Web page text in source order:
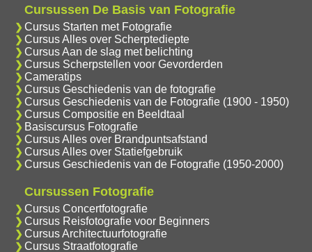
Cursussen De Basis van Fotografie
Cursus Starten met Fotografie
Cursus Alles over Scherptediepte
Cursus Aan de slag met belichting
Cursus Scherpstellen voor Gevorderden
Cameratips
Cursus Geschiedenis van de fotografie
Cursus Geschiedenis van de Fotografie (1900 - 1950)
Cursus Compositie en Beeldtaal
Basiscursus Fotografie
Cursus Alles over Brandpuntsafstand
Cursus Alles over Statiefgebruik
Cursus Geschiedenis van de Fotografie (1950-2000)
Cursussen Fotografie
Cursus Concertfotografie
Cursus Reisfotografie voor Beginners
Cursus Architectuurfotografie
Cursus Straatfotografie